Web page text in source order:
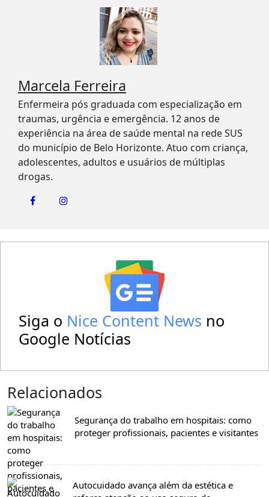
Marcela Ferreira
Enfermeira pós graduada com especialização em
traumas, urgência e emergência. 12 anos de
experiência na área de saúde mental na rede SUS
do município de Belo Horizonte. Atuo com criança,
adolescentes, adultos e usuários de múltiplas
drogas.
Siga o Nice Content News no
Google Notícias
Relacionados
Segurança do trabalho em hospitais: como
proteger profissionais, pacientes e visitantes
Autocuidado avança além da estética e